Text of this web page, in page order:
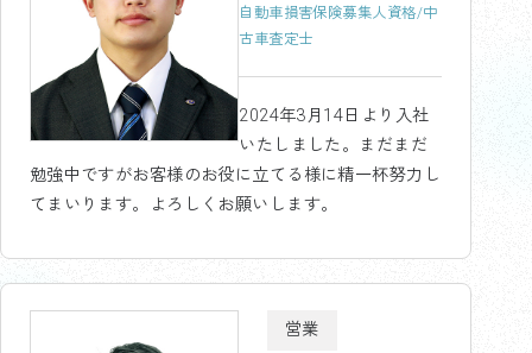
自動車損害保険募集人資格/中
古車査定士
2024年3月14日より入社
いたしました。まだまだ
勉強中ですがお客様のお役に立てる様に精一杯努力し
てまいります。よろしくお願いします。
営業